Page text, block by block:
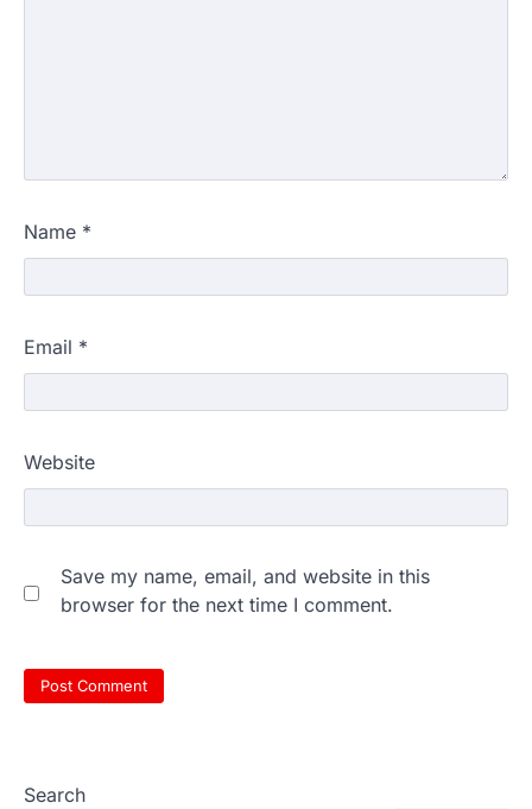
Name *
Email *
Website
Save my name, email, and website in this
browser for the next time I comment.
Search